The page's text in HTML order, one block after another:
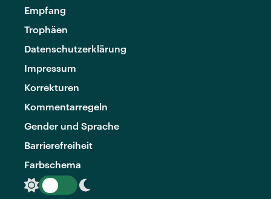
Empfang
Trophäen
Datenschutzerklärung
Impressum
Korrekturen
Kommentarregeln
Gender und Sprache
Barrierefreiheit
Farbschema